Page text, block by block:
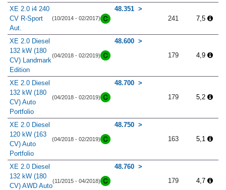
XE 2.0 i4 240
CV R-Sport
Aut.
(10/2014 - 02/2017)
48.351
241
7,5
XE 2.0 Diesel
132 kW (180
CV) Landmark
Edition
(04/2018 - 02/2019)
48.600
179
4,9
XE 2.0 Diesel
132 kW (180
CV) Auto
Portfolio
(04/2018 - 02/2019)
48.700
179
5,2
XE 2.0 Diesel
120 kW (163
CV) Auto
Portfolio
(04/2018 - 02/2019)
48.750
163
5,1
XE 2.0 Diesel
132 kW (180
CV) AWD Auto
(11/2015 - 04/2018)
48.760
179
4,7